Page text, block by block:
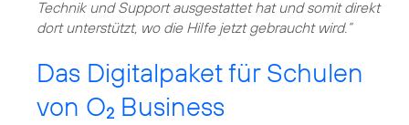
Technik und Support ausgestattet hat und somit direkt
dort unterstützt, wo die Hilfe jetzt gebraucht wird.“
Das Digitalpaket für Schulen
von O2 Business